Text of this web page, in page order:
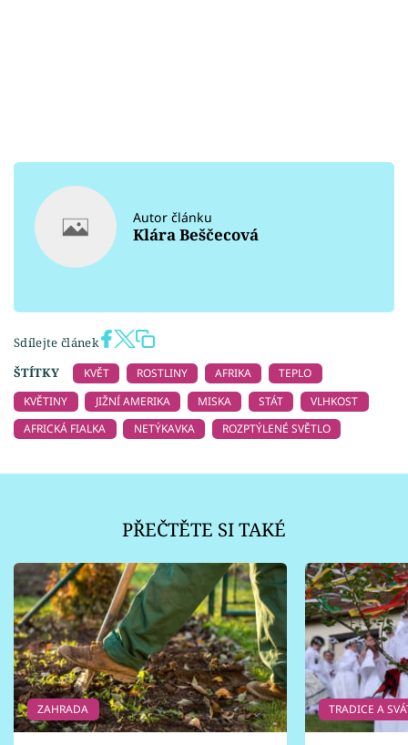
Autor článku
Klára Beščecová
Sdílejte článek
ŠTÍTKY
KVĚT ROSTLINY AFRIKA
TEPLO
KVĚTINY
JIŽNÍ AMERIKA MISKA STÁT
VLHKOST
AFRICKÁ FIALKA
NETÝKAVKA ROZPTÝLENÉ SVĚTLO
PŘEČTĚTE SI TAKÉ
ZAHRADA TRADICE A